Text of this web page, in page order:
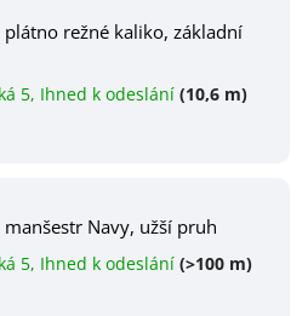
plátno režné kaliko, základní
5, Ihned k odeslání (10,6 m)
Navy, užší pruh
5, Ihned k odeslání (>100 m)